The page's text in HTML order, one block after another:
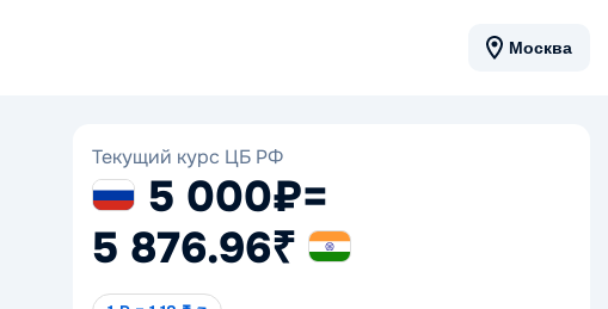
Москва
Текущий курс ЦБ РФ
5 000₽=
5 876.96₹